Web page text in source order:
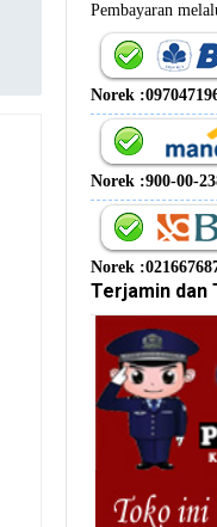
Pembayaran
Norek
Norek :900-00-
Norek
Terjamin dan